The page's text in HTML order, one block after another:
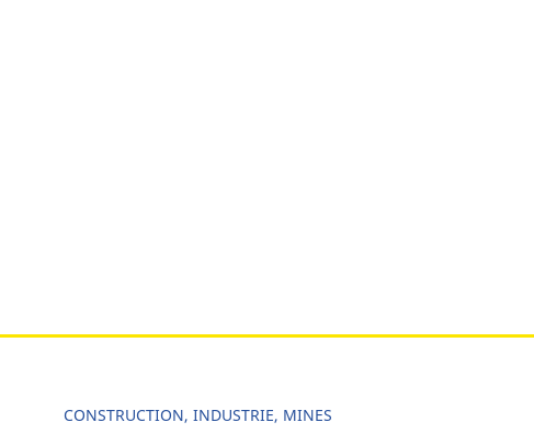
CONSTRUCTION, INDUSTRIE, MINES